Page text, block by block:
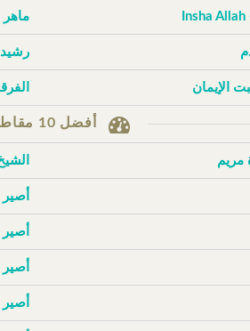
Insha ماهر
رشيد
الإيمان
أفضل 10 مقاطع وألبومات حسب الزيارات
مريم